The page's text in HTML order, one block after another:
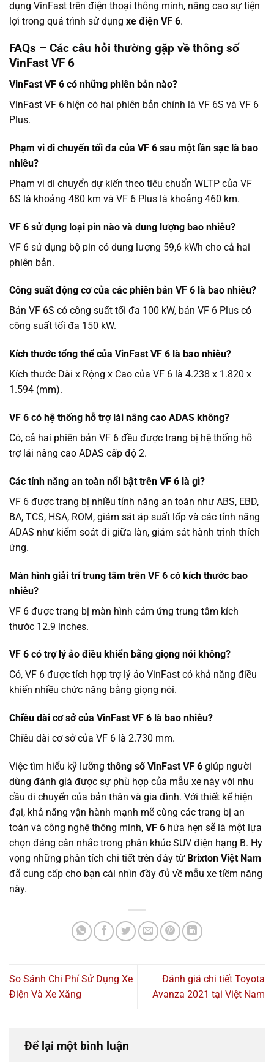
dụng VinFast trên điện thoại thông minh, nâng cao sự tiện
lợi trong quá trình sử dụng xe điện VF 6.
FAQs – Các câu hỏi thường gặp về thông số
VinFast VF 6
VinFast VF 6 có những phiên bản nào?
VinFast VF 6 hiện có hai phiên bản chính là VF 6S và VF 6
Plus.
Phạm vi di chuyển tối đa của VF 6 sau một lần sạc là bao
nhiêu?
Phạm vi di chuyển dự kiến theo tiêu chuẩn WLTP của VF
6S là khoảng 480 km và VF 6 Plus là khoảng 460 km.
VF 6 sử dụng loại pin nào và dung lượng bao nhiêu?
VF 6 sử dụng bộ pin có dung lượng 59,6 kWh cho cả hai
phiên bản.
Công suất động cơ của các phiên bản VF 6 là bao nhiêu?
Bản VF 6S có công suất tối đa 100 kW, bản VF 6 Plus có
công suất tối đa 150 kW.
Kích thước tổng thể của VinFast VF 6 là bao nhiêu?
Kích thước Dài x Rộng x Cao của VF 6 là 4.238 x 1.820 x
1.594 (mm).
VF 6 có hệ thống hỗ trợ lái nâng cao ADAS không?
Có, cả hai phiên bản VF 6 đều được trang bị hệ thống hỗ
trợ lái nâng cao ADAS cấp độ 2.
Các tính năng an toàn nổi bật trên VF 6 là gì?
VF 6 được trang bị nhiều tính năng an toàn như ABS, EBD,
BA, TCS, HSA, ROM, giám sát áp suất lốp và các tính năng
ADAS như kiểm soát đi giữa làn, giám sát hành trình thích
ứng.
Màn hình giải trí trung tâm trên VF 6 có kích thước bao
nhiêu?
VF 6 được trang bị màn hình cảm ứng trung tâm kích
thước 12.9 inches.
VF 6 có trợ lý ảo điều khiển bằng giọng nói không?
Có, VF 6 được tích hợp trợ lý ảo VinFast có khả năng điều
khiển nhiều chức năng bằng giọng nói.
Chiều dài cơ sở của VinFast VF 6 là bao nhiêu?
Chiều dài cơ sở của VF 6 là 2.730 mm.
Việc tìm hiểu kỹ lưỡng thông số VinFast VF 6 giúp người
dùng đánh giá được sự phù hợp của mẫu xe này với nhu
cầu di chuyển của bản thân và gia đình. Với thiết kế hiện
đại, khả năng vận hành mạnh mẽ cùng các trang bị an
toàn và công nghệ thông minh, VF 6 hứa hẹn sẽ là một lựa
chọn đáng cân nhắc trong phân khúc SUV điện hạng B. Hy
vọng những phân tích chi tiết trên đây từ Brixton Việt Nam
đã cung cấp cho bạn cái nhìn đầy đủ về mẫu xe tiềm năng
này.
So Sánh Chi Phí Sử Dụng Xe
Điện Và Xe Xăng
Đánh giá chi tiết Toyota
Avanza 2021 tại Việt Nam
Để lại một bình luận